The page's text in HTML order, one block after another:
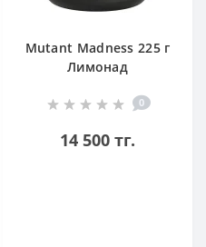
Mutant Madness 225 г
Лимонад
0
14 500 тг.